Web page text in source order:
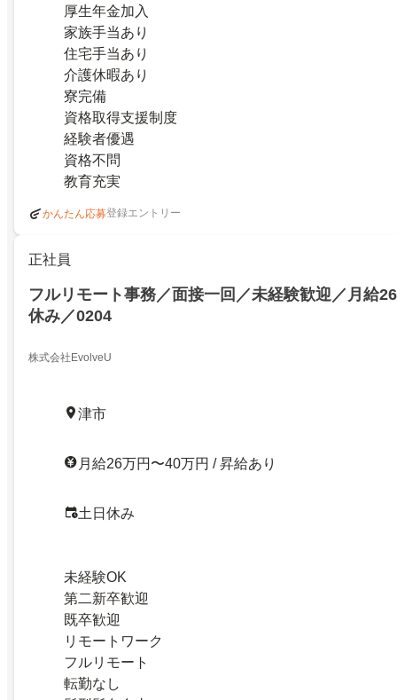
厚生年金加入
家族手当あり
住宅手当あり
介護休暇あり
寮完備
資格取得支援制度
経験者優遇
資格不問
教育充実
かんたん応募登録エントリー
正社員
フルリモート事務／面接一回／未経験歓迎／月給
休み／0204
株式会社EvolveU
津市
月給26万円〜40万円 / 昇給あり
土日休み
未経験OK
第二新卒歓迎
既卒歓迎
リモートワーク
フルリモート
転勤なし